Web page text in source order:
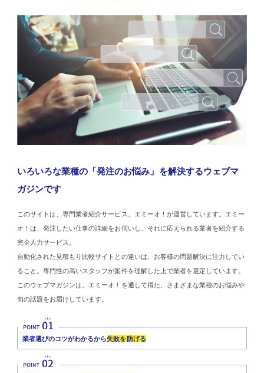
いろいろな業種の「発注のお悩み」を解決するウェブマ
ガジンです
このサイトは、専門業者紹介サービス、エミーオ！が運営しています。エミー
オ！は、発注したい仕事の詳細をお伺いし、それに応えられる業者を紹介する
完全人力サービス。
自動化された見積もり比較サイトとの違いは、お客様の問題解決に注力してい
ること。専門性の高いスタッフが案件を理解した上で業者を選定しています。
このウェブマガジンは、エミーオ！を通して得た、さまざまな業種のお悩みや
旬の話題をお届けしています。
業者選びのコツがわかるから失敗を防げる